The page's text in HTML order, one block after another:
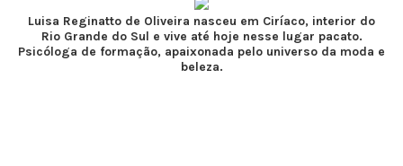
Luisa Reginatto de Oliveira nasceu em Ciríaco, interior do
Rio Grande do Sul e vive até hoje nesse lugar pacato.
Psicóloga de formação, apaixonada pelo universo da moda e
beleza.